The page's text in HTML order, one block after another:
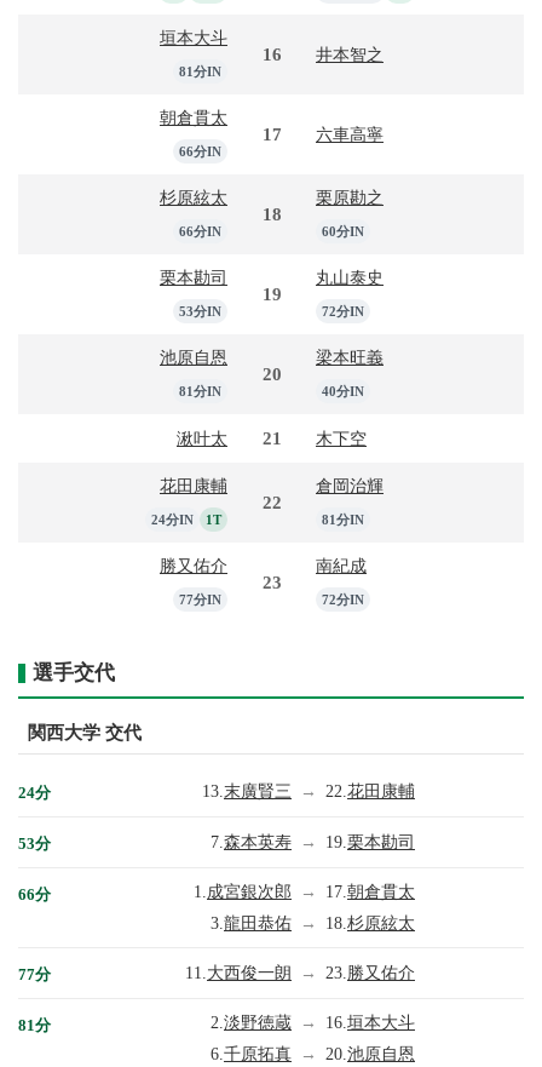
垣本大斗
81分IN
16 井本智之
朝倉貫太
66分IN
17 六車高寧
杉原絃太
66分IN
18
栗原勘之
60分IN
栗本勘司
53分IN
19
丸山泰史
72分IN
池原自恩
81分IN
20
梁本旺義
40分IN
湫叶太 21 木下空
花田康輔
24分IN 1T
22
倉岡治輝
81分IN
勝又佑介
77分IN
23
南紀成
72分IN
選手交代
関西大学 交代
24分 13. 末廣賢三 → 22. 花田康輔
53分 7. 森本英寿 → 19. 栗本勘司
66分 1. 成宮銀次郎 → 17. 朝倉貫太
3. 龍田恭佑 → 18. 杉原絃太
77分 11. 大西俊一朗 → 23. 勝又佑介
81分 2. 淡野徳蔵 → 16. 垣本大斗
6. 千原拓真 → 20. 池原自恩